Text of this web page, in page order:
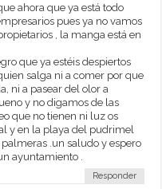
ahora que ya está todo
pues ya no vamos
, la manga está en
que ya estéis despiertos
salga ni a comer por que
ni a pasear del olor a
y no digamos de las
que no tienen ni luz os
y en la playa del pudrimel
.un saludo y espero
ayuntamiento .
Responder